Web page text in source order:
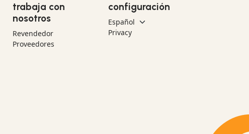
trabaja con
nosotros
Revendedor
Proveedores
configuración
Privacy